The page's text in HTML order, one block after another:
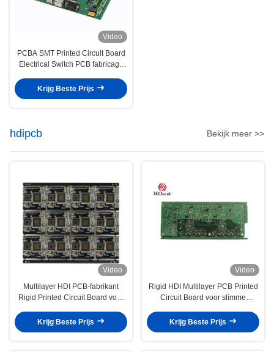
Video
PCBA SMT Printed Circuit Board
Electrical Switch PCB fabricage
Krijg Beste Prijs
hdipcb Bekijk meer >>
Video
Multilayer HDI PCB-fabrikant
Rigid Printed Circuit Board voor
Krijg Beste Prijs
Video
Rigid HDI Multilayer PCB Printed
Circuit Board voor slimme
Krijg Beste Prijs